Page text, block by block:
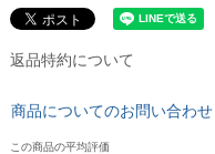
返品特約について
商品についてのお問い合わせ